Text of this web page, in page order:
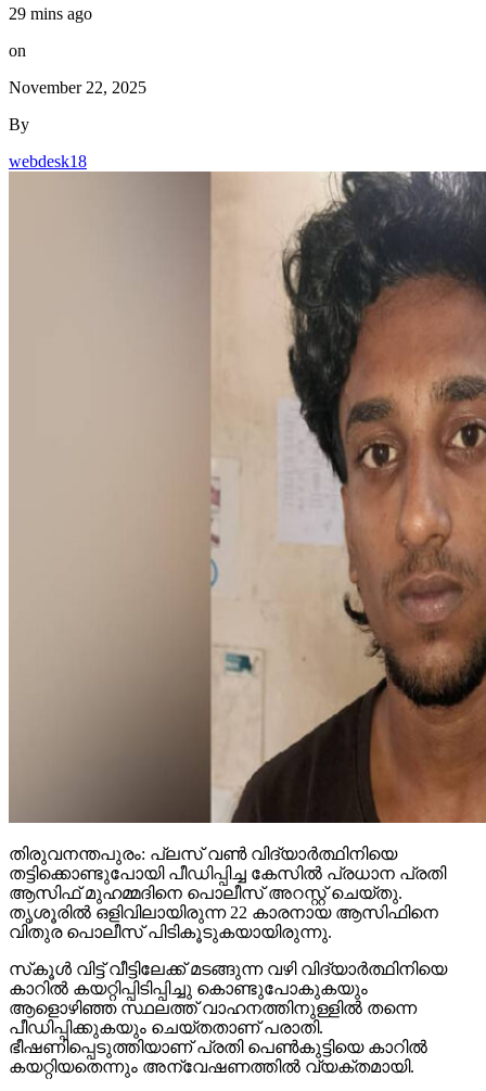
29 mins ago
on
November 22, 2025
By
webdesk18
തിരുവനന്തപുരം: പ്ലസ് വണ്‍ വിദ്യാര്‍ത്ഥിനിയെ
തട്ടിക്കൊണ്ടുപോയി പീഡിപ്പിച്ച കേസില്‍ പ്രധാന പ്രതി
ആസിഫ് മുഹമ്മദിനെ പൊലീസ് അറസ്റ്റ് ചെയ്തു.
തൃശൂരില്‍ ഒളിവിലായിരുന്ന 22 കാരനായ ആസിഫിനെ
വിതുര പൊലീസ് പിടികൂടുകയായിരുന്നു.
സ്‌കൂള്‍ വിട്ട് വീട്ടിലേക്ക് മടങ്ങുന്ന വഴി വിദ്യാര്‍ത്ഥിനിയെ
കാറില്‍ കയറ്റിപ്പിടിപ്പിച്ചു കൊണ്ടുപോകുകയും
ആളൊഴിഞ്ഞ സ്ഥലത്ത് വാഹനത്തിനുള്ളില്‍ തന്നെ
പീഡിപ്പിക്കുകയും ചെയ്തതാണ് പരാതി.
ഭീഷണിപ്പെടുത്തിയാണ് പ്രതി പെണ്‍കുട്ടിയെ കാറില്‍
കയറ്റിയതെന്നും അന്വേഷണത്തില്‍ വ്യക്തമായി.